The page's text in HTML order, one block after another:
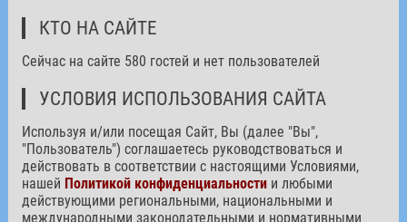
КТО НА САЙТЕ
Сейчас на сайте 580 гостей и нет пользователей
УСЛОВИЯ ИСПОЛЬЗОВАНИЯ САЙТА
Используя и/или посещая Сайт, Вы (далее "Вы",
"Пользователь") соглашаетесь руководствоваться и
действовать в соответствии с настоящими Условиями,
нашей Политикой конфиденциальностии любыми
действующими региональными, национальными и
международными законодательными и нормативными